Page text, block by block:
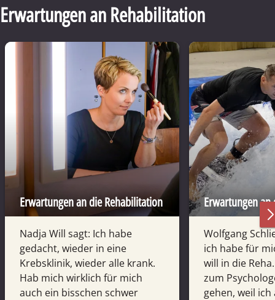
Erwartungen an Rehabilitation
Erwartungen an die Rehabilitation
Nadja Will sagt: Ich habe
gedacht, wieder in eine
Krebsklinik, wieder alle krank.
Hab mich wirklich für mich
auch ein bisschen schwer
Erwartungen
Wolfgang
ich habe für
will in die
zum
gehen, weil